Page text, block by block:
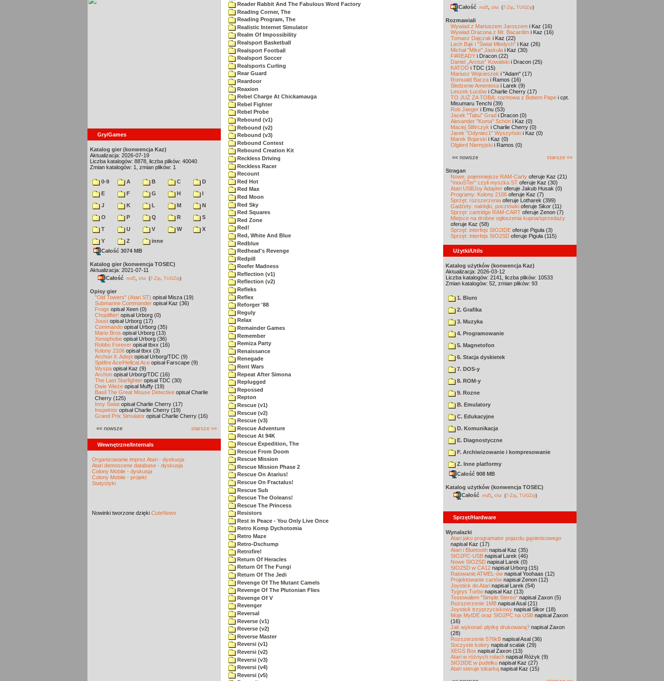
Gry/Games
Katalog gier (konwencja Kaz)
Aktualizacja: 2026-07-19
Liczba katalogów: 8878, liczba plików: 40040
Zmian katalogów: 1, zmian plików: 1
0-9 A B C
D
E
F G H
I
J
K L M
N
O
P Q R
S
T
U V W
X
Y
Z
inne
Całość 3074 MB
Katalog gier (konwencja TOSEC)
Aktualizacja: 2021-07-11
Całość md5 sha (7-Zip TUGZip)
Opisy gier
"Old Towers" (Atari ST) opisał Misza (19)
Submarine Commander opisał Kaz (36)
Frogs opisał Xeen (0)
Choplifter! opisał Urborg (0)
Joust opisał Urborg (17)
Commando opisał Urborg (35)
Mario Bros opisał Urborg (13)
Xenophobe opisał Urborg (36)
Robbo Forever opisał tbxx (16)
Kolony 2106 opisał tbxx (3)
Archon II: Adept opisał Urborg/TDC (9)
Spitfire Ace/Hellcat Ace opisał Farscape (9)
Wyspa opisał Kaz (9)
Archon opisał Urborg/TDC (16)
The Last Starfighter opisał TDC (30)
Dwie Wieże opisał Muffy (19)
Basil The Great Mouse Detective opisał Charlie
Cherry (125)
Inny Świat opisał Charlie Cherry (17)
Inspektor opisał Charlie Cherry (19)
Grand Prix Simulator opisał Charlie Cherry (16)
«« nowsze starsze »»
Wewnętrzne/Internals
Organizowanie imprez Atari - dyskusja
Atari demoscene database - dyskusja
Colony Mobile - dyskusja
Colony Mobile - projekt
Statystyki
Nowinki tworzone dzięki CuteNews
Reader Rabbit And The Fabulous Word Factory
Reading Corner, The
Reading Program, The
Realistic Internet Simulator
Realm Of Impossibility
Realsport Basketball
Realsport Football
Realsport Soccer
Realsports Curling
Rear Guard
Reardoor
Reaxion
Rebel Charge At Chickamauga
Rebel Fighter
Rebel Probe
Rebound (v1)
Rebound (v2)
Rebound (v3)
Rebound Contest
Rebound Creation Kit
Reckless Driving
Reckless Racer
Recount
Red Hot
Red Max
Red Moon
Red Sky
Red Squares
Red Zone
Red!
Red, White And Blue
Redblue
Redhead's Revenge
Redpill
Reefer Madness
Reflection (v1)
Reflection (v2)
Refleks
Reflex
Reforger '88
Reguly
Relax
Remainder Games
Remember
Remiza Party
Renaissance
Renegade
Rent Wars
Repeat After Simona
Replugged
Repossed
Repton
Rescue (v1)
Rescue (v2)
Rescue (v3)
Rescue Adventure
Rescue At 94K
Rescue Expedition, The
Rescue From Doom
Rescue Mission
Rescue Mission Phase 2
Rescue On Atarius!
Rescue On Fractalus!
Rescue Sub
Rescue The Ooleans!
Rescue The Princess
Resistors
Rest in Peace - You Only Live Once
Retro Komp Dychotomia
Retro Maze
Retro-Dschump
Retrofire!
Return Of Heracles
Return Of The Fungi
Return Of The Jedi
Revenge Of The Mutant Camels
Revenge Of The Plutonian Flies
Revenge Of V
Revenger
Reversal
Reverse (v1)
Reverse (v2)
Reverse Master
Reversi (v1)
Reversi (v2)
Reversi (v3)
Reversi (v4)
Reversi (v5)
Całość md5 sha (7-Zip TUGZip)
Rozmawiali
Wywiad z Mariuszem Jaroszem i Kaz (16)
Wywiad Dracona z Mr. Bacardim i Kaz (16)
Tomasz Dajczak i Kaz (22)
Lech Bąk i "Świat Młodych" i Kaz (26)
Michał "Mike" Jaskuła i Kaz (30)
F#READY i Dracon (22)
Daniel „Arctus” Kowalski i Dracon (25)
KATOD i TDC (15)
Mariusz Wojcieszek i "Adam" (17)
Romuald Bacza i Ramos (16)
Śledzenie Amentesa i Larek (9)
Leszek Łuciów i Charlie Cherry (17)
TO JUŻ ZA TOBĄ: rozmowa z Bobem Pape i cpt.
Misumaru Tenchi (39)
Rob Jaeger i Emu (53)
Jacek "Tabu" Grad i Dracon (0)
Alexander "Koma" Schön i Kaz (0)
Maciej Ślifirczyk i Charlie Cherry (0)
Jarek "Odyniec1" Wyszyński i Kaz (0)
Marek Bojarski i Kaz (0)
Olgierd Niemyjski i Ramos (0)
«« nowsze starsze »»
Stragan
Nowe, pojemniejsze RAM-Carty oferuje Kaz (21)
"mouSTer" czyli myszka ST oferuje Kaz (30)
Atari USBJoy Adapter oferuje Jakub Husak (0)
Programy: Kolony 2106 oferuje Kaz (7)
Sprzęt: rozszerzenia oferuje Lotharek (399)
Gadżety: naklejki, pocztówki oferuje Sikor (11)
Sprzęt: cartridge RAM-CART oferuje Zenon (7)
Miejsce na drobne ogłoszenia kupna/sprzedaży
oferuje Kaz (58)
Sprzęt: interfejs SIO2IDE oferuje Piguła (3)
Sprzęt: interfejs SIO2SD oferuje Piguła (115)
Użytki/Utils
Katalog użytków (konwencja Kaz)
Aktualizacja: 2026-03-12
Liczba katalogów: 2141, liczba plików: 10533
Zmian katalogów: 52, zmian plików: 93
1. Biuro
2. Grafika
3. Muzyka
4. Programowanie
5. Magnetofon
6. Stacja dyskietek
7. DOS-y
8. ROM-y
9. Rozne
B. Emulatory
C. Edukacyjne
D. Komunikacja
E. Diagnostyczne
F. Archiwizowanie i kompresowanie
Z. Inne platformy
Całość 908 MB
Katalog użytków (konwencja TOSEC)
Całość md5 sha (7-Zip TUGZip)
Sprzęt/Hardware
Wynalazki
Atari jako programator pojazdu gąsienicowego
napisał Kaz (17)
Atari i Bluetooth napisał Kaz (35)
SIO2PC-USB napisał Larek (46)
Nowe SIO2SD napisał Larek (0)
SIO2SD w CA12 napisał Urborg (15)
Ratowanie ATMEL-ów napisał Yoohaas (12)
Projektowanie cartów napisał Zenon (12)
Joystick do Atari napisał Larek (54)
Tygrys Turbo napisał Kaz (13)
Testowałem "Simple Stereo" napisał Zaxon (5)
Rozszerzenie 1MB napisał Asal (21)
Joystick trzyprzyciskowy napisał Sikor (18)
Moje MyIDE oraz SIO2PC na USB napisał Zaxon
(16)
Jak wykonać płytkę drukowaną? napisał Zaxon
(28)
Rozszerzenie 576kB napisał Asal (36)
Soczyste kolory napisał scalak (29)
XEGS Box napisał Zaxon (13)
Atari w różnych rolach napisał Różyk (9)
SIO2IDE w pudełku napisał Kaz (27)
Atari steruje tokarką napisał Kaz (15)